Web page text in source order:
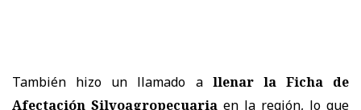
También hizo un llamado a llenar la Ficha de
Afectación Silvoagropecuaria en la región, lo que